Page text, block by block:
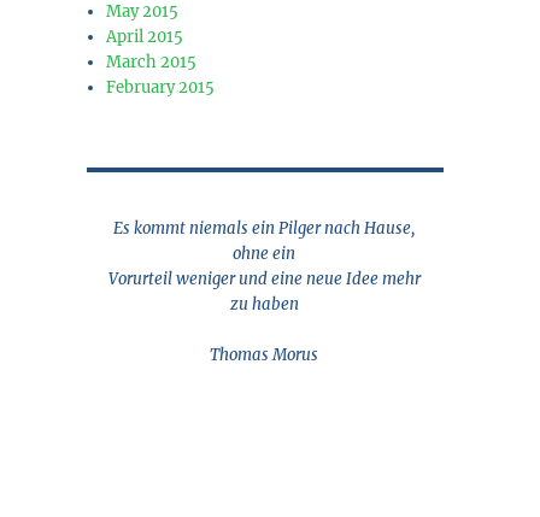
May 2015
April 2015
March 2015
February 2015
Es kommt niemals ein Pilger nach Hause,
ohne ein
Vorurteil weniger und eine neue Idee mehr
zu haben
Thomas Morus